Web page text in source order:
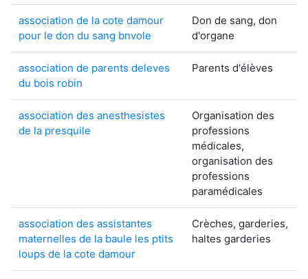
association de la cote damour
pour le don du sang bnvole
Don de sang, don
d'organe
association de parents deleves
du bois robin
Parents d'élèves
association des anesthesistes
de la presquile
Organisation des
professions
médicales,
organisation des
professions
paramédicales
association des assistantes
maternelles de la baule les ptits
loups de la cote damour
Crèches, garderies,
haltes garderies